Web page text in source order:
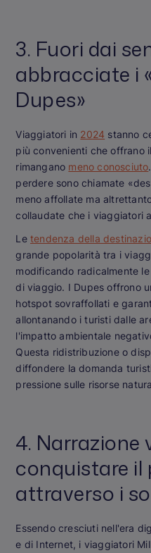
3. Fuori dai
abbracciate i
Dupes»
Viaggiatori in 2024 stanno
più convenienti che offrano
rimangano meno conosciuto
perdere sono chiamate
meno affollate ma
collaudate che i viaggiatori
Le tendenza della
grande popolarità tra i
modificando radicalmente
di viaggio. I Dupes offrono
hotspot sovraffollati e
allontanando i turisti dalle
l'impatto ambientale
Questa ridistribuzione o
diffondere la domanda
pressione sulle risorse
4. Narrazione
conquistare il
attraverso i
Essendo cresciuti nell'era
e di Internet, i viaggiatori